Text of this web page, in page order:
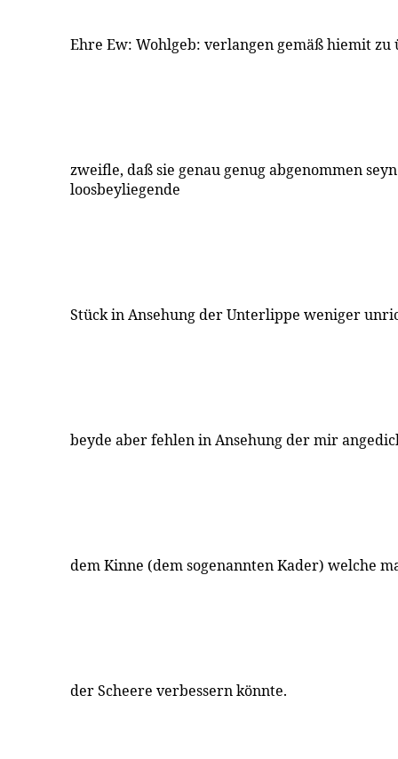
Ehre Ew: Wohlgeb: verlangen gemäß hiemit
zweifle, daß sie genau genug abgenommen
loosbeyliegende
Stück in Ansehung der Unterlippe weniger
beyde aber fehlen in Ansehung der mir
dem Kinne (dem sogenannten Kader) welche
der Scheere verbessern könnte.